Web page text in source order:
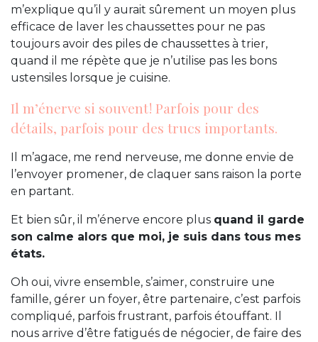
m’explique qu’il y aurait sûrement un moyen plus
efficace de laver les chaussettes pour ne pas
toujours avoir des piles de chaussettes à trier,
quand il me répète que je n’utilise pas les bons
ustensiles lorsque je cuisine.
Il m’énerve si souvent ! Parfois pour des
détails, parfois pour des trucs importants.
Il m’agace, me rend nerveuse, me donne envie de
l’envoyer promener, de claquer sans raison la porte
en partant.
Et bien sûr, il m’énerve encore plus quand il garde
son calme alors que moi, je suis dans tous mes
états.
Oh oui, vivre ensemble, s’aimer, construire une
famille, gérer un foyer, être partenaire, c’est parfois
compliqué, parfois frustrant, parfois étouffant. Il
nous arrive d’être fatigués de négocier, de faire des